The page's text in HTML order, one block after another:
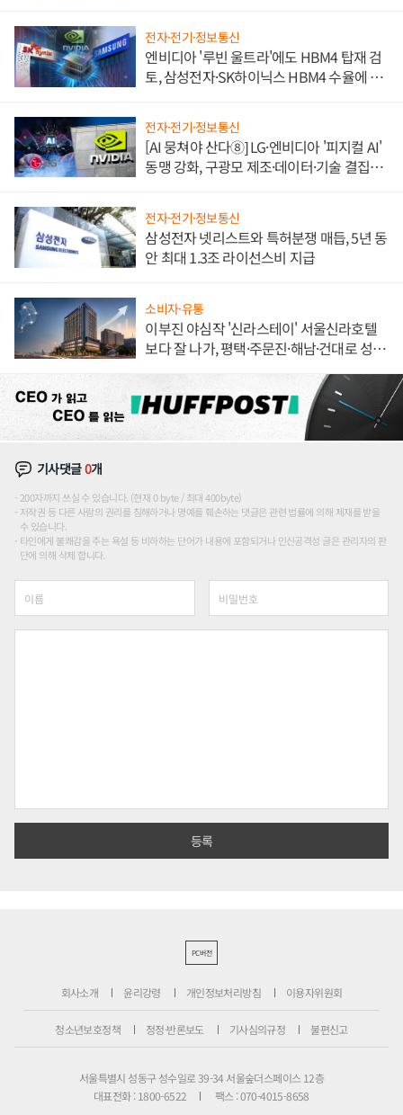
전자·전기·정보통신
엔비디아 '루빈 울트라'에도 HBM4 탑재 검
토, 삼성전자·SK하이닉스 HBM4 수율에 주
전자·전기·정보통신
[AI 뭉쳐야 산다⑧] LG·엔비디아 '피지컬 AI'
동맹 강화, 구광모 제조·데이터·기술 결집
전자·전기·정보통신
삼성전자 넷리스트와 특허분쟁 매듭, 5년 동
안 최대 1.3조 라이선스비 지급
소비자·유통
이부진 야심작 '신라스테이' 서울신라호텔
보다 잘 나가, 평택·주문진·해남·건대로 성
기사댓글0개
200자까지 쓰실 수 있습니다. (현재 0 byte / 최대 400byte)
저작권 등 다른 사람의 권리를 침해하거나 명예를 훼손하는 댓글은 관련 법률에 의해 제재를 받을
수 있습니다.
타인에게 불쾌감을 주는 욕설 등 비하하는 단어가 내용에 포함되거나 인신공격성 글은 관리자의 판
단에 의해 삭제 합니다.
PC버전
회사소개 윤리강령 개인정보처리방침 이용자위원회
청소년보호정책 정정·반론보도 기사심의규정 불편신고
서울특별시 성동구 성수일로 39-34 서울숲더스페이스 12층
대표전화 : 1800-6522
팩스 : 070-4015-8658